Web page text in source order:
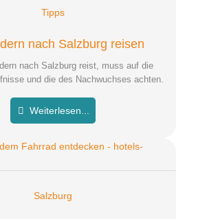
nach Salzburg reisen
Tipps
nach Salzburg reist, muss auf die
und die des Nachwuchses achten.
Weiterlesen...
Salzburg